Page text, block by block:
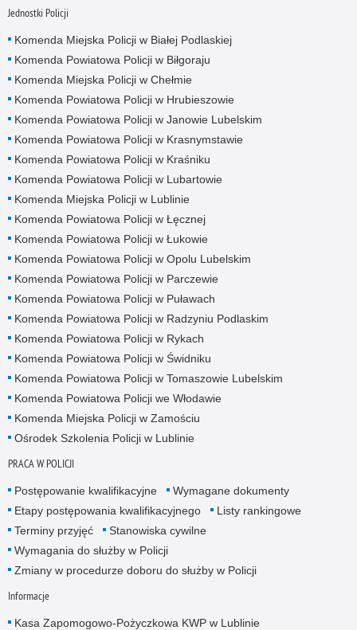
Jednostki Policji
Komenda Miejska Policji w Białej Podlaskiej
Komenda Powiatowa Policji w Biłgoraju
Komenda Miejska Policji w Chełmie
Komenda Powiatowa Policji w Hrubieszowie
Komenda Powiatowa Policji w Janowie Lubelskim
Komenda Powiatowa Policji w Krasnymstawie
Komenda Powiatowa Policji w Kraśniku
Komenda Powiatowa Policji w Lubartowie
Komenda Miejska Policji w Lublinie
Komenda Powiatowa Policji w Łęcznej
Komenda Powiatowa Policji w Łukowie
Komenda Powiatowa Policji w Opolu Lubelskim
Komenda Powiatowa Policji w Parczewie
Komenda Powiatowa Policji w Puławach
Komenda Powiatowa Policji w Radzyniu Podlaskim
Komenda Powiatowa Policji w Rykach
Komenda Powiatowa Policji w Świdniku
Komenda Powiatowa Policji w Tomaszowie Lubelskim
Komenda Powiatowa Policji we Włodawie
Komenda Miejska Policji w Zamościu
Ośrodek Szkolenia Policji w Lublinie
PRACA W POLICJI
Postępowanie kwalifikacyjne
Wymagane dokumenty
Etapy postępowania kwalifikacyjnego
Listy rankingowe
Terminy przyjęć
Stanowiska cywilne
Wymagania do służby w Policji
Zmiany w procedurze doboru do służby w Policji
Informacje
Kasa Zapomogowo-Pożyczkowa KWP w Lublinie